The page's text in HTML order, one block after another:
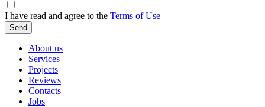
I have read and agree to the Terms of Use
Send
About us
Services
Projects
Reviews
Contacts
Jobs